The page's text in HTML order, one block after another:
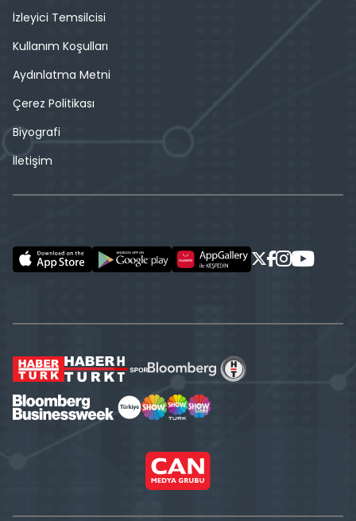
İzleyici Temsilcisi
Kullanım Koşulları
Aydınlatma Metni
Çerez Politikası
Biyografi
İletişim